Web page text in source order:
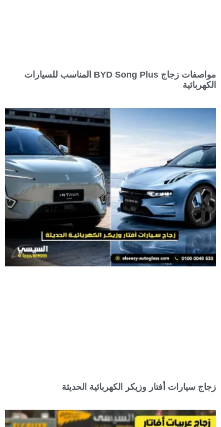
مواصفات زجاج BYD Song Plus المناسب للسيارات
الكهربائية
زجاج سيارات أفتار وزيكر الكهربائية الحديثة